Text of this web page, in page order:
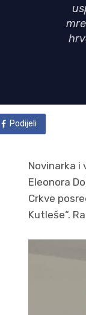
Podijeli
Novinarka i
Eleonora
Crkve
Kutleše“.